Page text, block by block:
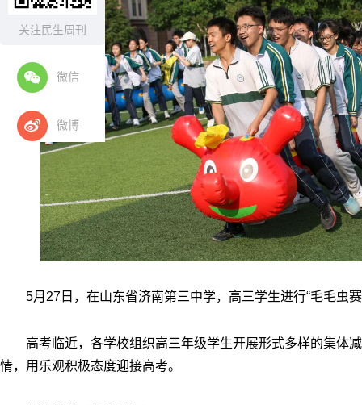
关注民生周刊
微信
微博
5月27日，在山东省济南第三中学，高三学生进行“毛毛虫
高考临近，各学校组织高三年级学生开展形式多样的集体
情，用乐观积极态度迎接高考。